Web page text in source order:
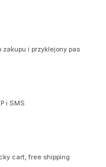
zakupu i przyklejony pas
i SMS
cart, free shipping